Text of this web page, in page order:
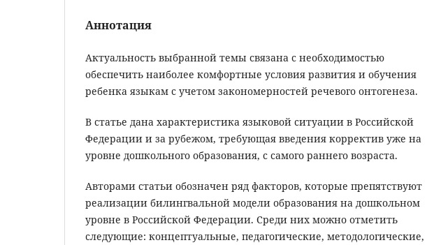
Аннотация
Актуальность выбранной темы связана с необходимостью
обеспечить наиболее комфортные условия развития и обучения
ребенка языкам с учетом закономерностей речевого онтогенеза.
В статье дана характеристика языковой ситуации в Российской
Федерации и за рубежом, требующая введения корректив уже на
уровне дошкольного образования, с самого раннего возраста.
Авторами статьи обозначен ряд факторов, которые препятствуют
реализации билингвальной модели образования на дошкольном
уровне в Российской Федерации. Среди них можно отметить
следующие: концептуальные, педагогические, методологические,